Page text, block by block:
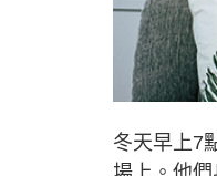
冬天早上7